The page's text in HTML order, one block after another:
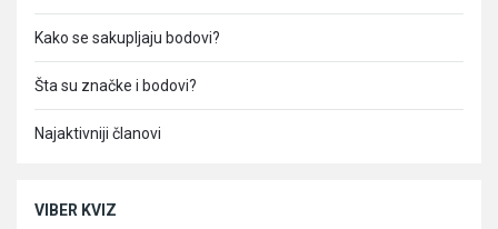
Kako se sakupljaju bodovi?
Šta su značke i bodovi?
Najaktivniji članovi
VIBER KVIZ